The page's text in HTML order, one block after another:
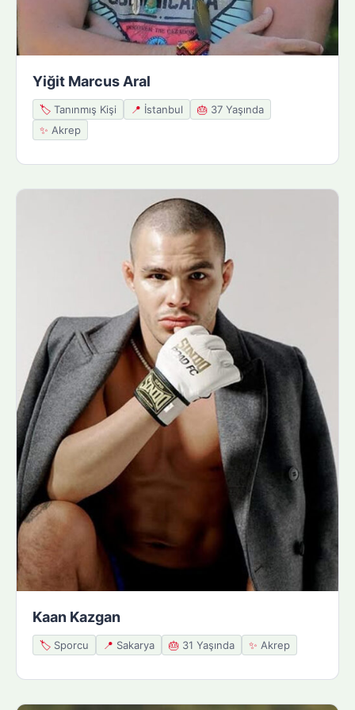
Yiğit Marcus Aral
🏷️ Tanınmış Kişi 📍 İstanbul 🎂 37 Yaşında
✨ Akrep
Kaan Kazgan
🏷️ Sporcu 📍 Sakarya 🎂 31 Yaşında ✨ Akrep